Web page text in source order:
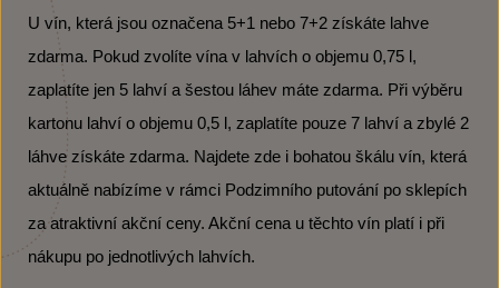
U vín, která jsou označena 5+1 nebo 7+2 získáte lahve
zdarma. Pokud zvolíte vína v lahvích o objemu 0,75 l,
zaplatíte jen 5 lahví a šestou láhev máte zdarma. Při výběru
kartonu lahví o objemu 0,5 l, zaplatíte pouze 7 lahví a zbylé 2
láhve získáte zdarma. Najdete zde i bohatou škálu vín, která
aktuálně nabízíme v rámci Podzimního putování po sklepích
za atraktivní akční ceny. Akční cena u těchto vín platí i při
nákupu po jednotlivých lahvích.